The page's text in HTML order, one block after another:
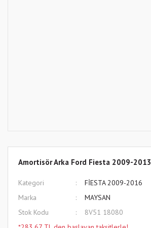
Amortisör Arka Ford Fiesta 2009-2013
Kategori
FİESTA 2009-2016
Marka
MAYSAN
Stok Kodu
8V51 18080